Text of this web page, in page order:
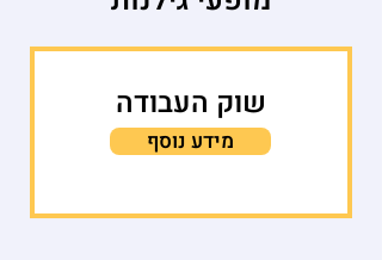
שוק העבודה
מידע נוסף